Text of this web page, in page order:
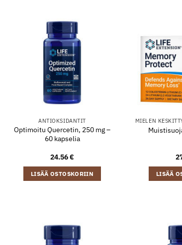
ANTIOKSIDANTIT
Optimoitu Quercetin, 250 mg –
60 kapselia
24.56€
LISÄÄ OSTOSKORIIN
MIELEN
LISÄÄ